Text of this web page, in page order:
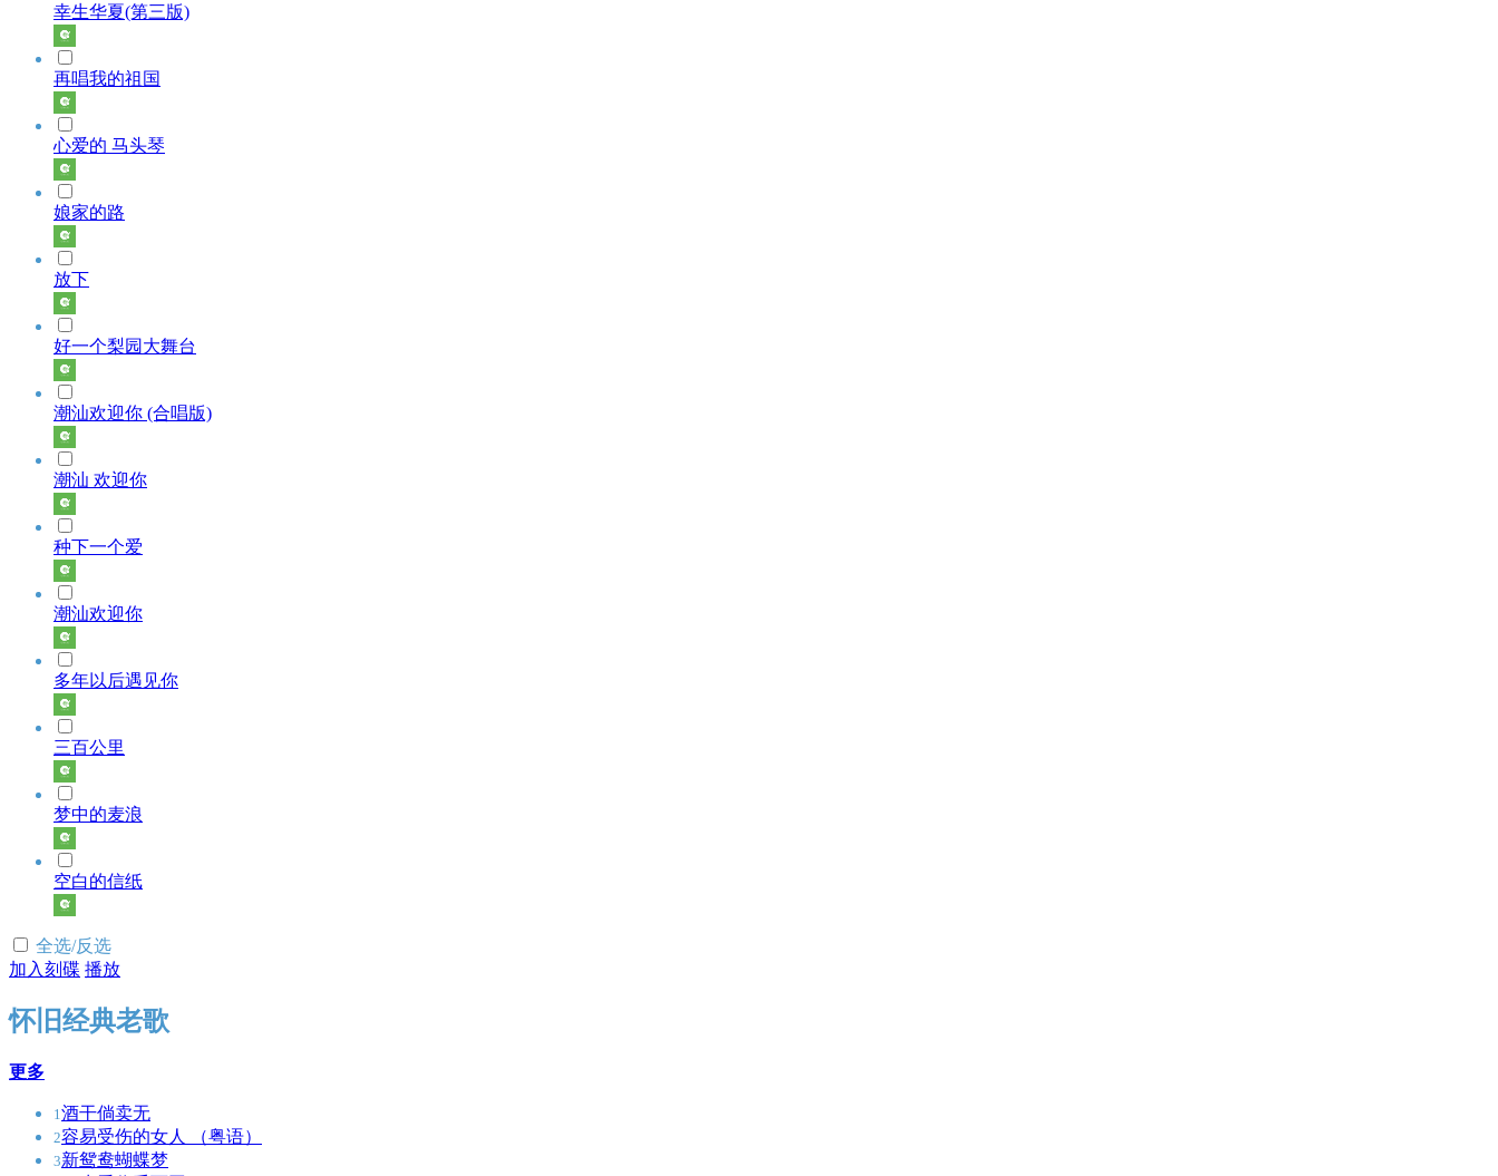
幸生华夏(第三版)
再唱我的祖国
心爱的 马头琴
娘家的路
放下
好一个梨园大舞台
潮汕欢迎你 (合唱版)
潮汕 欢迎你
种下一个爱
潮汕欢迎你
多年以后遇见你
三百公里
梦中的麦浪
空白的信纸
全选/反选
加入刻碟 播放
怀旧经典老歌
更多
1酒干倘卖无
2容易受伤的女人 （粤语）
3新鸳鸯蝴蝶梦